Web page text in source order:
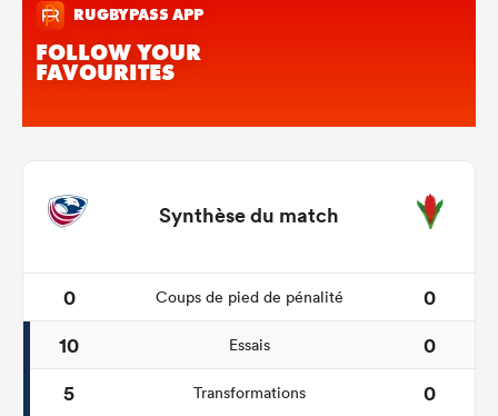
Synthèse du match
0 Coups de pied de pénalité
0
10
Essais
0
5
Transformations
0